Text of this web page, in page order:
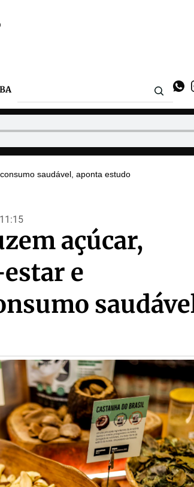
saudável, aponta estudo
açúcar,
e